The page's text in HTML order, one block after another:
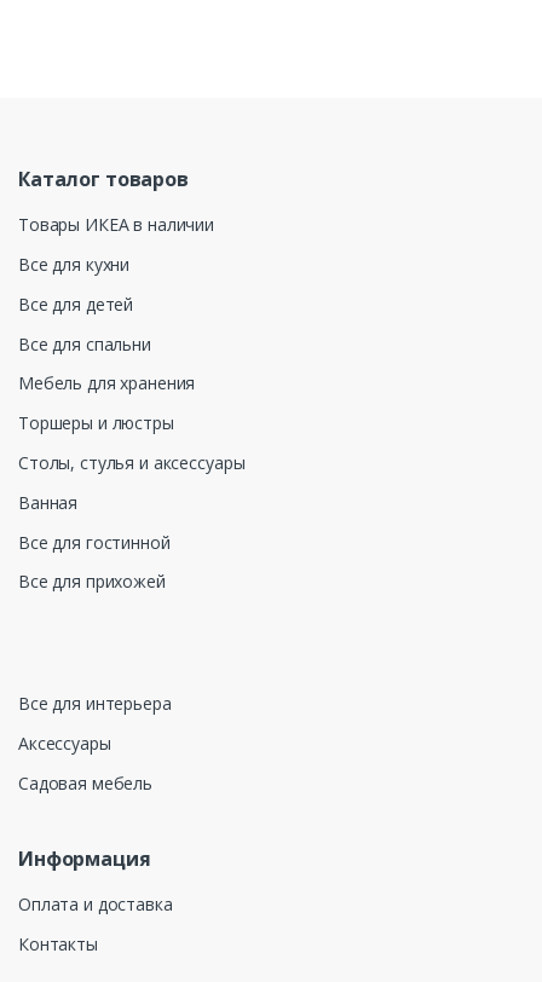
Каталог товаров
Товары ИКЕА в наличии
Все для кухни
Все для детей
Все для спальни
Мебель для хранения
Торшеры и люстры
Столы, стулья и аксессуары
Ванная
Все для гостинной
Все для прихожей
Все для интерьера
Аксессуары
Садовая мебель
Информация
Оплата и доставка
Контакты